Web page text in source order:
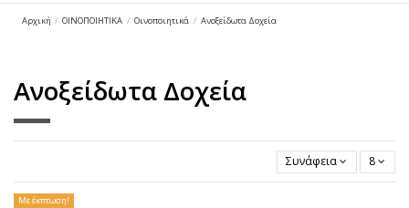
Αρχική ΟΙΝΟΠΟΙΗΤΙΚΑ Οινοποιητικά Ανοξείδωτα Δοχεία
Ανοξείδωτα Δοχεία
Συνάφεια 8
Με έκπτωση!